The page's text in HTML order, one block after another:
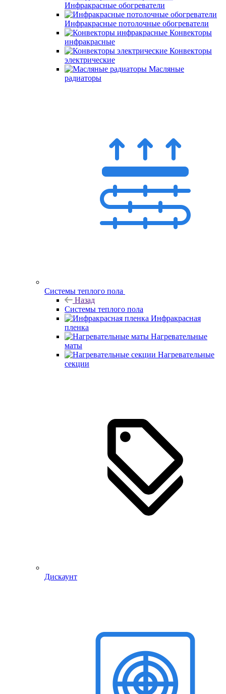
Инфракрасные обогреватели
Инфракрасные потолочные обогреватели
Конвекторы
инфракрасные
Конвекторы
электрические
Масляные
радиаторы
Системы теплого пола
Назад
Системы теплого пола
Инфракрасная
пленка
Нагревательные
маты
Нагревательные
секции
Дискаунт